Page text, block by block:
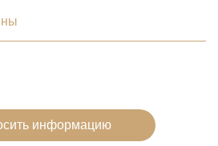
информацию